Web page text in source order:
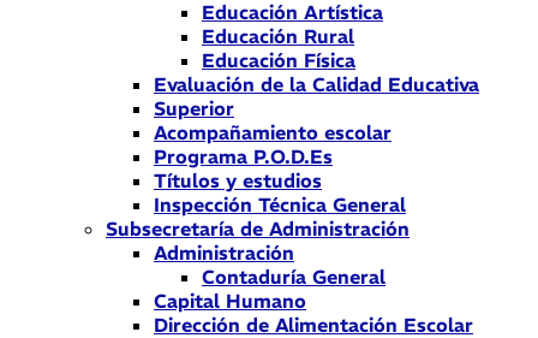
Educación Artística
Educación Rural
Educación Física
Evaluación de la Calidad Educativa
Superior
Acompañamiento escolar
Programa P.O.D.Es
Títulos y estudios
Inspección Técnica General
Subsecretaría de Administración
Administración
Contaduría General
Capital Humano
Dirección de Alimentación Escolar